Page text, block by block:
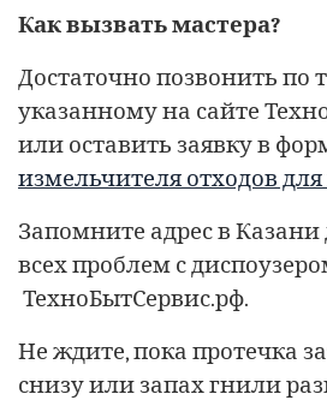
Как вызвать мастера?
Достаточно позвонить по
указанному на сайте
или оставить заявку в
измельчителя отходов
Запомните адрес в
всех проблем с
ТехноБытСервис.рф.
Не ждите, пока протечка
снизу или запах гнили